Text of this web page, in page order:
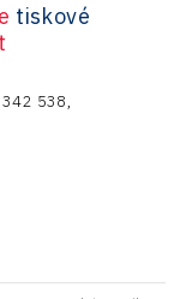
tiskové
538,